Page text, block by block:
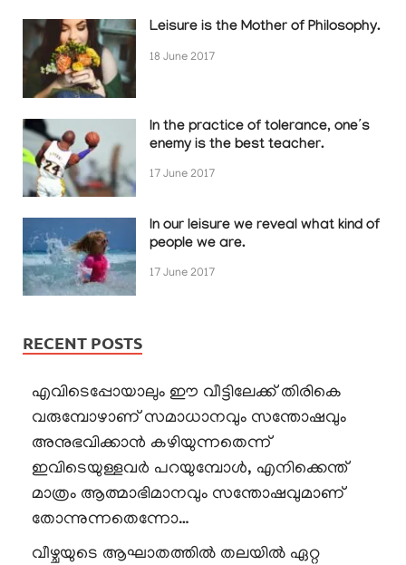
Leisure is the Mother of Philosophy.
18 June 2017
In the practice of tolerance, one’s
enemy is the best teacher.
17 June 2017
In our leisure we reveal what kind of
people we are.
17 June 2017
RECENT POSTS
എവിടെപ്പോയാലും ഈ വീട്ടിലേക്ക് തിരികെ
വരുമ്പോഴാണ് സമാധാനവും സന്തോഷവും
അനുഭവിക്കാൻ കഴിയുന്നതെന്ന്
ഇവിടെയുള്ളവർ പറയുമ്പോൾ, എനിക്കെന്ത്
മാത്രം ആത്മാഭിമാനവും സന്തോഷവുമാണ്
തോന്നുന്നതെന്നോ…
വീഴ്ചയുടെ ആഘാതത്തിൽ തലയിൽ ഏറ്റ